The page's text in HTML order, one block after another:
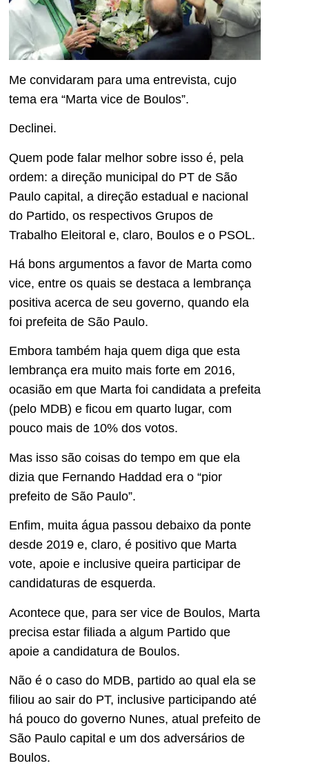
Me convidaram para uma entrevista, cujo
tema era “Marta vice de Boulos”.
Declinei.
Quem pode falar melhor sobre isso é, pela
ordem: a direção municipal do PT de São
Paulo capital, a direção estadual e nacional
do Partido, os respectivos Grupos de
Trabalho Eleitoral e, claro, Boulos e o PSOL.
Há bons argumentos a favor de Marta como
vice, entre os quais se destaca a lembrança
positiva acerca de seu governo, quando ela
foi prefeita de São Paulo.
Embora também haja quem diga que esta
lembrança era muito mais forte em 2016,
ocasião em que Marta foi candidata a prefeita
(pelo MDB) e ficou em quarto lugar, com
pouco mais de 10% dos votos.
Mas isso são coisas do tempo em que ela
dizia que Fernando Haddad era o “pior
prefeito de São Paulo”.
Enfim, muita água passou debaixo da ponte
desde 2019 e, claro, é positivo que Marta
vote, apoie e inclusive queira participar de
candidaturas de esquerda.
Acontece que, para ser vice de Boulos, Marta
precisa estar filiada a algum Partido que
apoie a candidatura de Boulos.
Não é o caso do MDB, partido ao qual ela se
filiou ao sair do PT, inclusive participando até
há pouco do governo Nunes, atual prefeito de
São Paulo capital e um dos adversários de
Boulos.